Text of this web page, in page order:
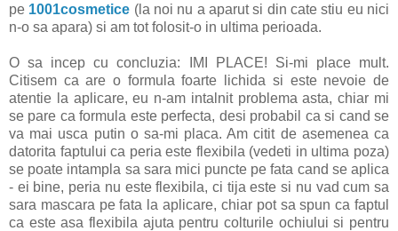
pe 1001cosmetice (la noi nu a aparut si din cate stiu eu nici
n-o sa apara) si am tot folosit-o in ultima perioada.
O sa incep cu concluzia: IMI PLACE! Si-mi place mult.
Citisem ca are o formula foarte lichida si este nevoie de
atentie la aplicare, eu n-am intalnit problema asta, chiar mi
se pare ca formula este perfecta, desi probabil ca si cand se
va mai usca putin o sa-mi placa. Am citit de asemenea ca
datorita faptului ca peria este flexibila (vedeti in ultima poza)
se poate intampla sa sara mici puncte pe fata cand se aplica
- ei bine, peria nu este flexibila, ci tija este si nu vad cum sa
sara mascara pe fata la aplicare, chiar pot sa spun ca faptul
ca este asa flexibila ajuta pentru colturile ochiului si pentru